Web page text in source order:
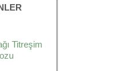
Titreşim